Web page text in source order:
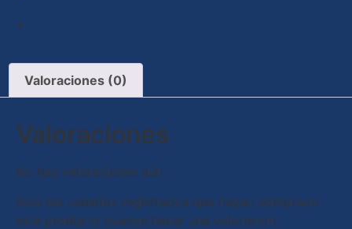
Valoraciones (0)
Valoraciones
No hay valoraciones aún.
Solo los usuarios registrados que hayan comprado
este producto pueden hacer una valoración.